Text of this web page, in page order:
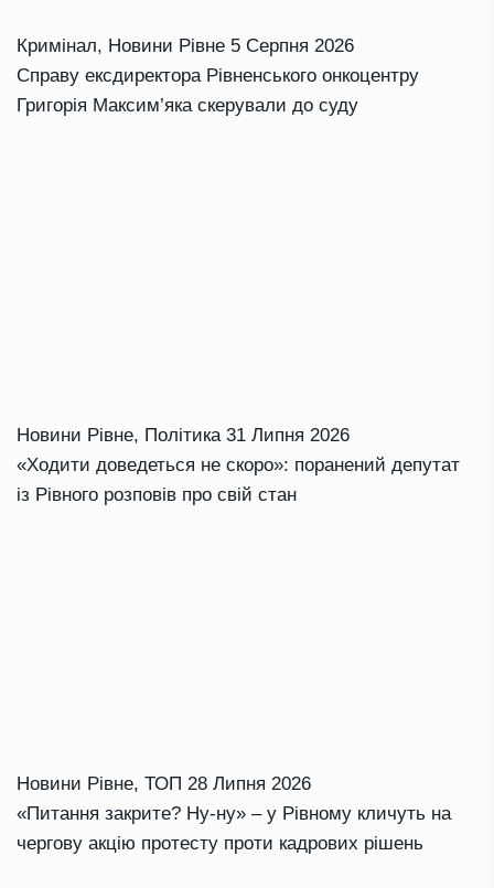
Кримінал, Новини Рівне 5 Серпня 2026
Справу ексдиректора Рівненського онкоцентру
Григорія Максим’яка скерували до суду
Новини Рівне, Політика 31 Липня 2026
«Ходити доведеться не скоро»: поранений депутат
із Рівного розповів про свій стан
Новини Рівне, ТОП 28 Липня 2026
«Питання закрите? Ну-ну» – у Рівному кличуть на
чергову акцію протесту проти кадрових рішень